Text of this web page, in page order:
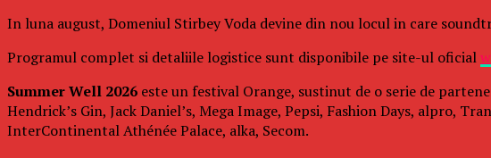
In luna august, Domeniul Stirbey Voda devine din nou locul in care
Programul complet si detaliile logistice sunt disponibile pe site-ul oficial
Summer Well 2026 este un festival Orange, sustinut de o serie de
Hendrick’s Gin, Jack Daniel’s, Mega Image, Pepsi, Fashion Days, alpro,
InterContinental Athénée Palace, alka, Secom.